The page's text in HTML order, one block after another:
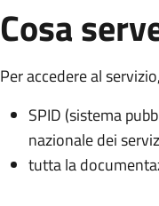
Cosa
Per accedere al
SPID (sistema
nazionale dei
tutta la